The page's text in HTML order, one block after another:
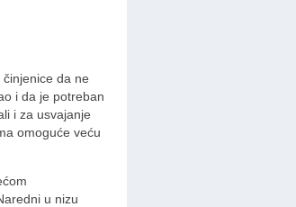
da ne
i da je potreban
i za usvajanje
omoguće veću
u nizu